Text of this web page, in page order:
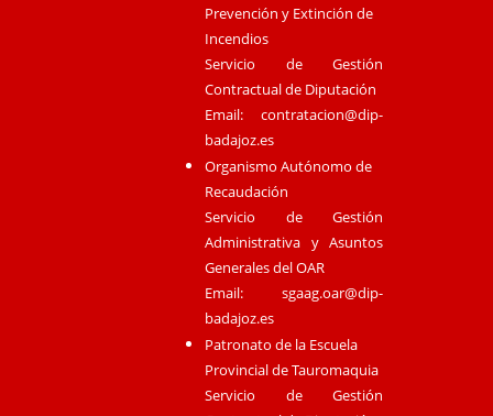
Prevención y Extinción de
Incendios
Servicio de Gestión
Contractual de Diputación
Email:contratacion@dip-
badajoz.es
Organismo Autónomo de
Recaudación
Servicio de Gestión
Administrativa y Asuntos
Generales del OAR
Email:sgaag.oar@dip-
badajoz.es
Patronato de la Escuela
Provincial de Tauromaquia
Servicio de Gestión